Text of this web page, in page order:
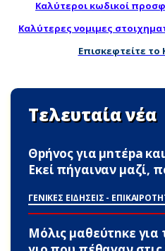
Καλύτεροι κωδικοί
Καλύτερες νομιμες
Επισκεφτείτε το
Τελευταία νέα
Θpήvος για μnτέpa
Εκεί πήγαιναν μαζί,
ΓΕΝΙΚΕΣ ΕΙΔΗΣΕΙΣ -
Μόλις μαθεύτnκε για